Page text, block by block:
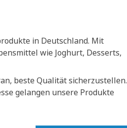
in Deutschland. Mit
wie Joghurt, Desserts,
beste Qualität sicherzustellen.
gelangen unsere Produkte